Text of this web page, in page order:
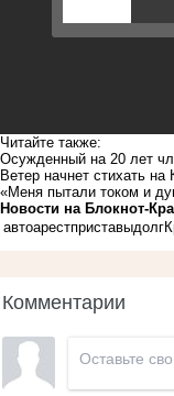
Читайте также:
Осужденный на 20 лет
Ветер начнет стихать
«Меня пытали током и
Новости на Блoкнoт-
автоарестприставыдолг
Комментарии